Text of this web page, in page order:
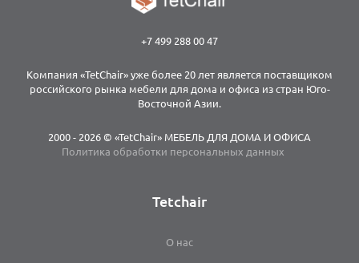
+7 499 288 00 47
Компания «TetChair» уже более 20 лет является поставщиком
российского рынка мебели для дома и офиса из стран Юго-
Восточной Азии.
2000 - 2026 © «TetChair» МЕБЕЛЬ ДЛЯ ДОМА И ОФИСА
Политика обработки персональных данных
Tetchair
О нас